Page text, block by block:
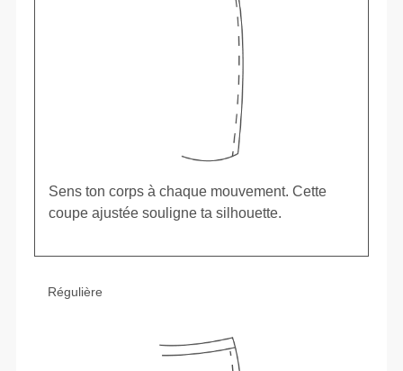
Sens ton corps à chaque mouvement. Cette
coupe ajustée souligne ta silhouette.
Régulière